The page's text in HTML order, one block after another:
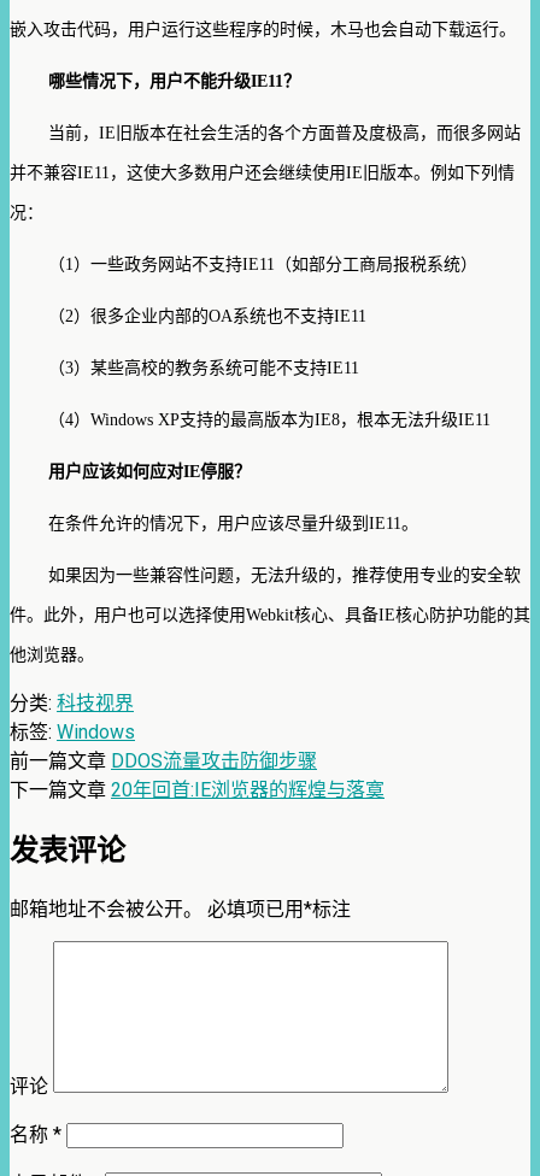
嵌入攻击代码，用户运行这些程序的时候，木马也会自动下载运行。
哪些情况下，用户不能升级IE11 ？
当前， IE 旧版本在社会生活的各个方面普及度极高，而很多网站
并不兼容IE11 ，这使大多数用户还会继续使用IE 旧版本。例如下列情
况：
（1 ）一些政务网站不支持IE11 （如部分工商局报税系统）
（2）很多企业内部的OA系统也不支持IE11
（3）某些高校的教务系统可能不支持IE11
（4） Windows XP支持的最高版本为IE8，根本无法升级IE11
用户应该如何应对IE停服？
在条件允许的情况下，用户应该尽量升级到 IE11 。
如果因为一些兼容性问题，无法升级的，推荐使用专业的安全软
件。此外，用户也可以选择使用Webkit核心、具备IE核心防护功能的其
他浏览器。
分类: 科技视界
标签: Windows
前一篇文章 DDOS流量攻击防御步骤
下一篇文章 20年回首:IE浏览器的辉煌与落寞
发表评论
邮箱地址不会被公开。 必填项已用*标注
评论
名称 *